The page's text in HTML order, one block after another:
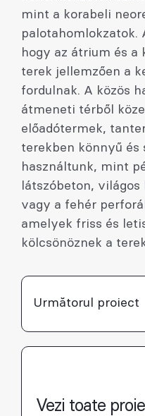
mint a korabeli
palotahomlokzatok.
hogy az átrium és a
terek jellemzően a
fordulnak. A közös
átmeneti térből
előadótermek,
terekben könnyű és
használtunk, mint
látszóbeton,
vagy a fehér
amelyek friss és
kölcsönöznek a
Următorul proiect
Vezi toate